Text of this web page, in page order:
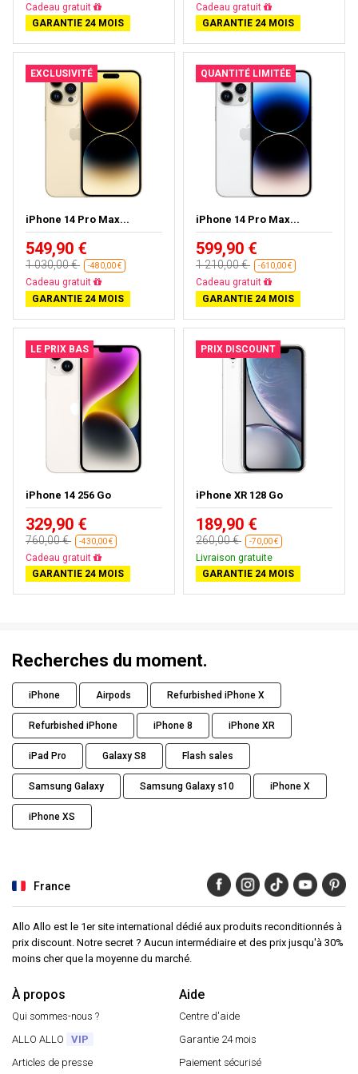
Livraison gratuite
GARANTIE 24 MOIS
Presque épuisé
GARANTIE 24 MOIS
EXCLUSIVITÉ
iPhone 14 Pro Max...
549,90 €
1 030,00 € -480,00 €
Livraison gratuite
GARANTIE 24 MOIS
QUANTITÉ LIMITÉE
iPhone 14 Pro Max...
599,90 €
1 210,00 € -610,00 €
Livraison gratuite
GARANTIE 24 MOIS
LE PRIX BAS
iPhone 14 256 Go
329,90 €
760,00 € -430,00 €
Livraison gratuite
GARANTIE 24 MOIS
PRIX DISCOUNT
iPhone XR 128 Go
189,90 €
260,00 € -70,00 €
Livraison gratuite
GARANTIE 24 MOIS
Recherches du moment.
iPhone Airpods Refurbished iPhone X
Refurbished iPhone iPhone 8 iPhone XR
iPad Pro Galaxy S8 Flash sales
Samsung Galaxy Samsung Galaxy s10 iPhone X
iPhone XS
France
Allo Allo est le 1er site international dédié aux produits reconditionnés à
prix discount. Notre secret ? Aucun intermédiaire et des prix jusqu'à 30%
moins cher que la moyenne du marché.
À propos
Qui sommes-nous ?
ALLO ALLO
VIP
Articles de presse
Aide
Centre d'aide
Garantie 24 mois
Paiement sécurisé